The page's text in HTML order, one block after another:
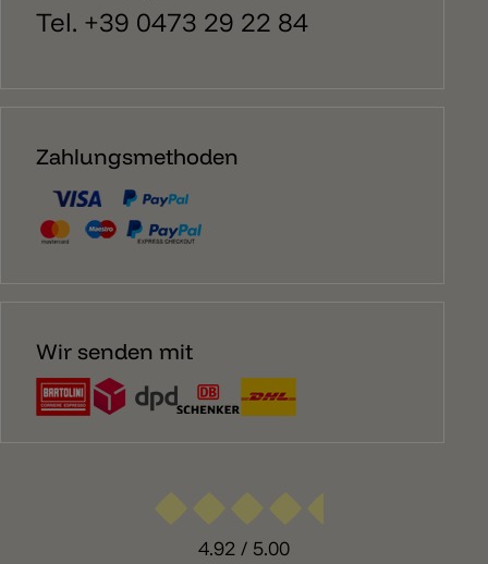
Tel. +39 0473 29 22 84
Zahlungsmethoden
Wir senden mit
4.92 / 5.00